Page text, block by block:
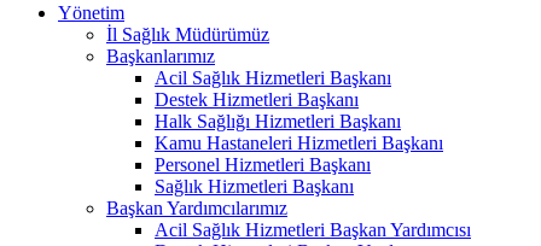
Yönetim
İl Sağlık Müdürümüz
Başkanlarımız
Acil Sağlık Hizmetleri Başkanı
Destek Hizmetleri Başkanı
Halk Sağlığı Hizmetleri Başkanı
Kamu Hastaneleri Hizmetleri Başkanı
Personel Hizmetleri Başkanı
Sağlık Hizmetleri Başkanı
Başkan Yardımcılarımız
Acil Sağlık Hizmetleri Başkan Yardımcısı